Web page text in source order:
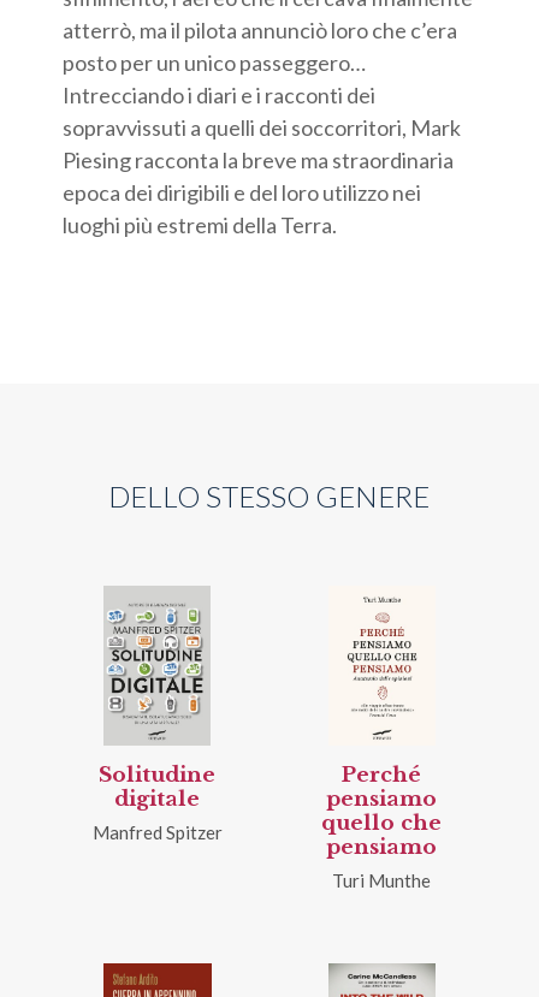
atterrò, ma il pilota annunciò loro che c’era
posto per un unico passeggero…
Intrecciando i diari e i racconti dei
sopravvissuti a quelli dei soccorritori, Mark
Piesing racconta la breve ma straordinaria
epoca dei dirigibili e del loro utilizzo nei
luoghi più estremi della Terra.
DELLO STESSO GENERE
Solitudine
digitale
Manfred Spitzer
Perché
pensiamo
quello che
pensiamo
Turi Munthe